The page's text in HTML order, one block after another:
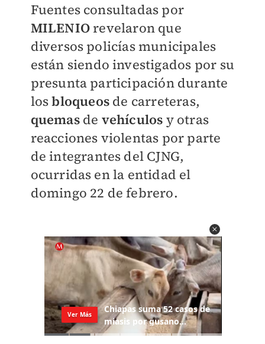
Fuentes consultadas por
MILENIOrevelaron que
diversos policías municipales
están siendo investigados por su
presunta participación durante
losbloqueosde carreteras,
quemasde vehículos y otras
reacciones violentas por parte
de integrantes del CJNG,
ocurridas en la entidad el
domingo 22 de febrero.